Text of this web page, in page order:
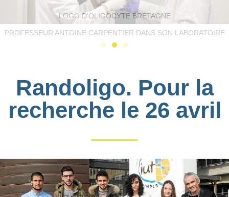
LOGO D'OLIGOCYTE BRETAGNE
PROFESSEUR ANTOINE CARPENTIER DANS SON LABORATOIRE
Randoligo. Pour la
recherche le 26 avril